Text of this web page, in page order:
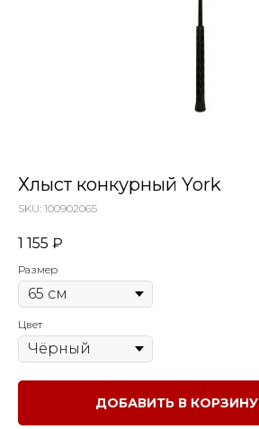
Хлыст конкурный York
SKU: 100902065
1 155 ₽
Размер
Цвет
ДОБАВИТЬ В КОРЗИНУ